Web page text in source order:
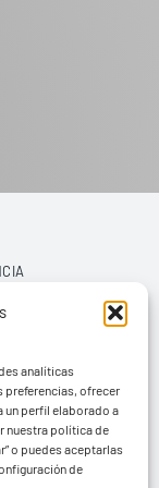
analíticas
preferencias, ofrecer
un perfil elaborado a
nuestra política de
o puedes aceptarlas
de
(UE)